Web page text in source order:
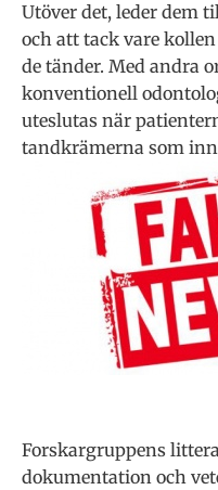
Utöver det, leder dem
och att tack vare
de tänder. Med andra
konventionell
uteslutas när
tandkrämerna som
Forskargruppens
dokumentation och